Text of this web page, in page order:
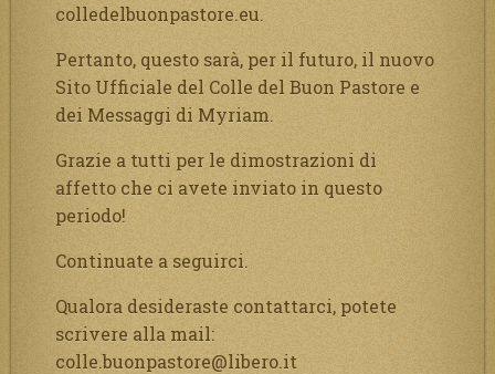
colledelbuonpastore.eu.
Pertanto, questo sarà, per il futuro, il nuovo
Sito Ufficiale del Colle del Buon Pastore e
dei Messaggi di Myriam.
Grazie a tutti per le dimostrazioni di
affetto che ci avete inviato in questo
periodo!
Continuate a seguirci.
Qualora desideraste contattarci, potete
scrivere alla mail:
colle.buonpastore@libero.it